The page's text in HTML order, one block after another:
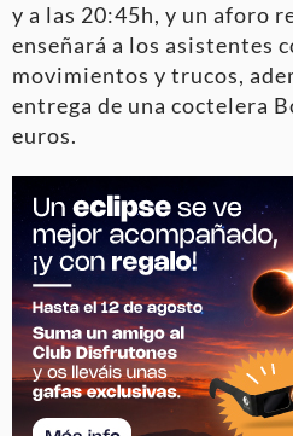
y a las 20:45h, y un aforo
enseñará a los asistentes
movimientos y trucos,
entrega de una coctelera
euros.